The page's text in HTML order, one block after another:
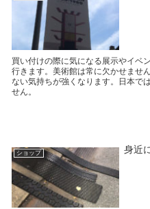
買い付けの際に気になる展示やイベ
行きます。美術館は常に欠かせませ
ない気持ちが強くなります。日本で
せん。
ショップ 身近